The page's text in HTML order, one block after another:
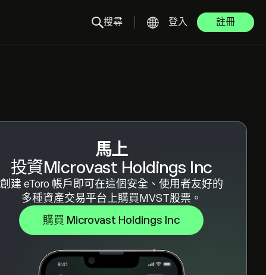
搜尋 登入 註冊
馬上
投資Microvast Holdings Inc
創建 eToro 帳戶即可在這個安全、使用者友好的
多種資產交易平台上購買MVST股票。
購買 Microvast Holdings Inc